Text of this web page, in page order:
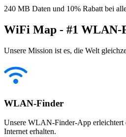
240 MB Daten und 10% Rabatt bei
WiFi Map - #1 WLAN-
Unsere Mission ist es, die Welt
WLAN-Finder
Unsere WLAN-Finder-App erleichtert
Internet erhalten.